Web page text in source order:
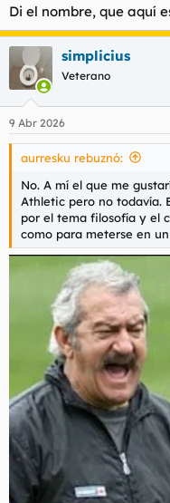
Di el nombre, que aquí
simplicius
Veterano
9 Abr 2026
aurresku rebuznó:
No. A mí el que me
Athletic pero no todavía.
por el tema filosofía y el
como para meterse en